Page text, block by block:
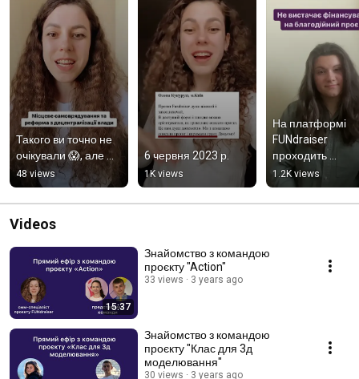
Такого ви точно не
очікували 😱, але …
48 views
6 червня 2023 р.
1K views
На платформі
FUNdraiser
проходить
безкоштовне
навчання
фандрейзингу🔥
1.2K views
Videos
15:37
Знайомство з командою
проєкту "Action"
33 views 3 years ago
Знайомство з командою
проєкту "Клас для 3д
моделювання"
30 views 3 years ago